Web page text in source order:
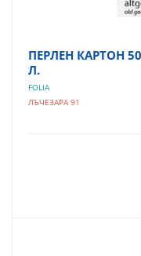
ПЕРЛЕН КАРТОН
Л.
FOLIA
ЛЪЧЕЗАРА 91